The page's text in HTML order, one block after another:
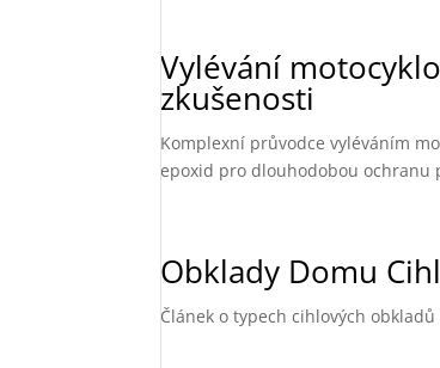
Vylévání
zkušenosti
Komplexní průvodce vyléváním
epoxid pro dlouhodobou ochranu
Obklady Domu
Článek o typech cihlových